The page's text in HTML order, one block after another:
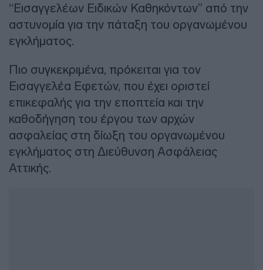
“Εισαγγελέων Ειδικών Καθηκόντων” από την
αστυνομία για την πάταξη του οργανωμένου
εγκλήματος.
Πιο συγκεκριμένα, πρόκειται για τον
Εισαγγελέα Εφετών, που έχει οριστεί
επικεφαλής για την εποπτεία και την
καθοδήγηση του έργου των αρχών
ασφαλείας στη δίωξη του οργανωμένου
εγκλήματος στη Διεύθυνση Ασφάλειας
Αττικής.